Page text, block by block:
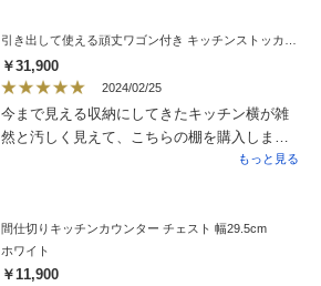
リと納まり購入して良かったと思っていま
￥31,900
2024/02/25
今まで見える収納にしてきたキッチン横が雑
然と汚しく見えて、こちらの棚を購入しまし
た。サイズも色々と選べ、ピッタリの大きさ
にまとまりました。組み立ても大人二人でラ
クラクと出来ました。本当に買って良かった
です！
もっと見る
間仕切りキッチンカウンター チェスト 幅29.5cm
ホワイト
￥11,900